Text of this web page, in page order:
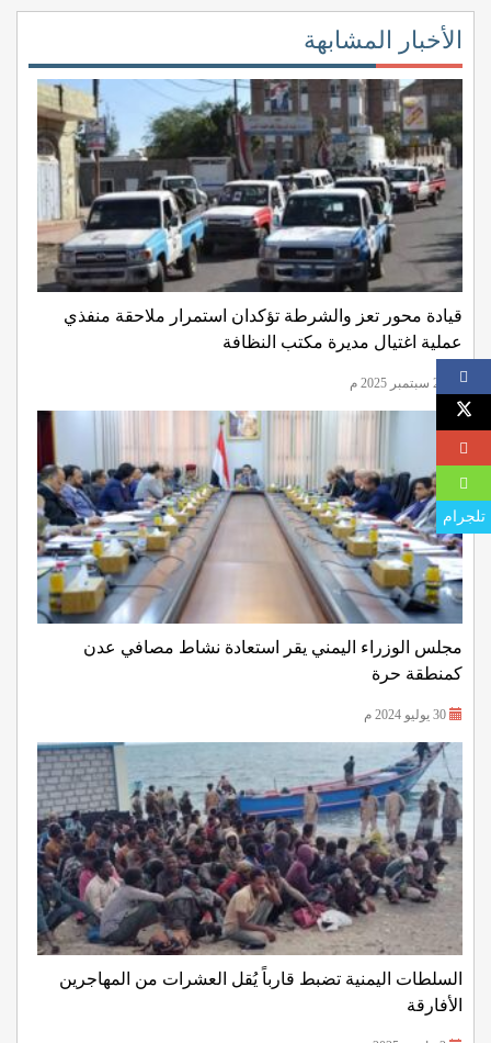
الأخبار المشابهة
قيادة محور تعز والشرطة تؤكدان استمرار ملاحقة منفذي
عملية اغتيال مديرة مكتب النظافة
مجلس الوزراء اليمني يقر استعادة نشاط مصافي عدن
كمنطقة حرة
السلطات اليمنية تضبط قارباً يُقل العشرات من المهاجرين
الأفارقة
تلجرام